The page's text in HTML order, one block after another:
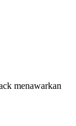
menawarkan